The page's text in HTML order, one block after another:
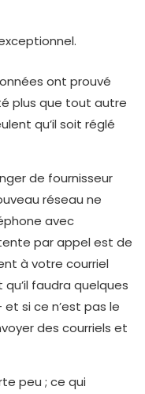
ont prouvé
plus que tout autre
qu’il soit réglé
de fournisseur
réseau ne
avec
par appel est de
à votre courriel
qu’il faudra quelques
si ce n’est pas le
des courriels et
peu ; ce qui